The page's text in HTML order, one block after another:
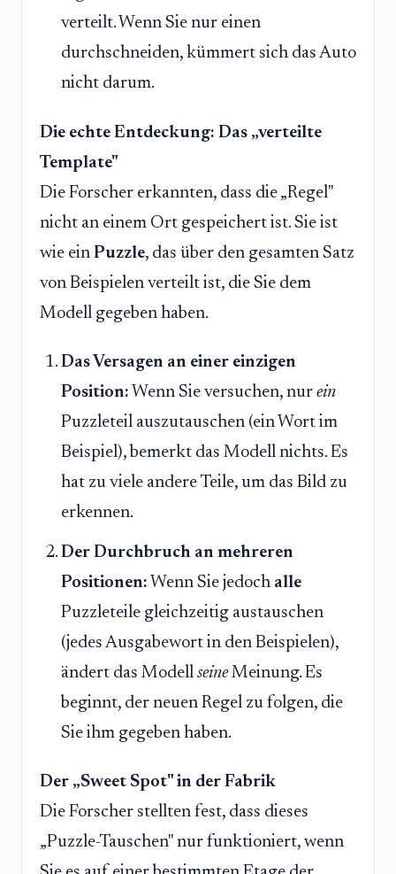
verteilt. Wenn Sie nur einen
durchschneiden, kümmert sich das Auto
nicht darum.
Die echte Entdeckung: Das „verteilte
Template"
Die Forscher erkannten, dass die „Regel"
nicht an einem Ort gespeichert ist. Sie ist
wie ein Puzzle, das über den gesamten Satz
von Beispielen verteilt ist, die Sie dem
Modell gegeben haben.
Das Versagen an einer einzigen
Position: Wenn Sie versuchen, nur ein
Puzzleteil auszutauschen (ein Wort im
Beispiel), bemerkt das Modell nichts. Es
hat zu viele andere Teile, um das Bild zu
erkennen.
Der Durchbruch an mehreren
Positionen: Wenn Sie jedoch alle
Puzzleteile gleichzeitig austauschen
(jedes Ausgabewort in den Beispielen),
ändert das Modell seineMeinung. Es
beginnt, der neuen Regel zu folgen, die
Sie ihm gegeben haben.
Der „Sweet Spot" in der Fabrik
Die Forscher stellten fest, dass dieses
„Puzzle-Tauschen" nur funktioniert, wenn